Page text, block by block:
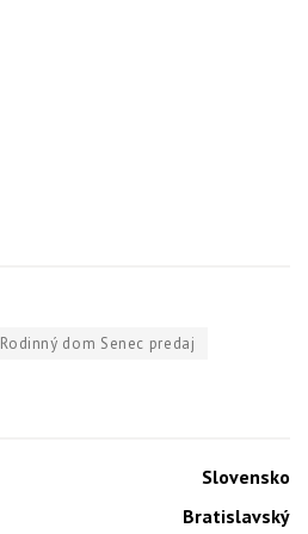
Rodinný dom Senec predaj
Slovensko
Bratislavský